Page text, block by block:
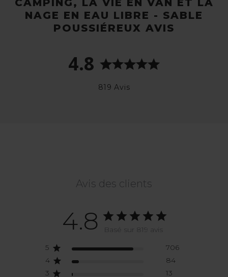
CAMPING, LA VIE EN VAN ET LA
NAGE EN EAU LIBRE - SABLE
POUSSIÉREUX AVIS
4.8
819 Avis
Avis des clients
4.8
Basé sur 819 avis
5
706
4
84
3
13